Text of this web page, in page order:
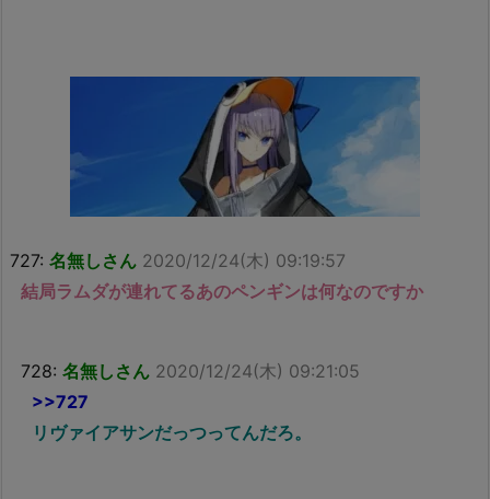
727: 名無しさん 2020/12/24(木) 09:19:57
結局ラムダが連れてるあのペンギンは何なのですか
728: 名無しさん 2020/12/24(木) 09:21:05
>>727
リヴァイアサンだっつってんだろ。